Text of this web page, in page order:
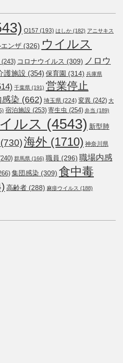
O157 (193) はしか (182) アニサキス
ンザ (326) ウイルス
(243) コロナウイルス (309) ノロウ
護施設 (354) 保育園 (314) 兵庫県
千葉県 (191) 営業停止
染 (662) 埼玉県 (224) 変異 (242) 大
宿泊施設 (253) 寄生虫 (254) 弁当 (189)
ルス (4543) 新型肺
(730)海外 (1710) 神奈川県
群馬県 (166) 職員 (296) 職場内感
集団感染 (309) 食中毒
高齢者 (288) 麻疹ウイルス (188)